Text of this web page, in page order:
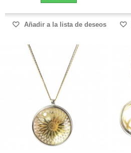
Añadir a la lista de deseos